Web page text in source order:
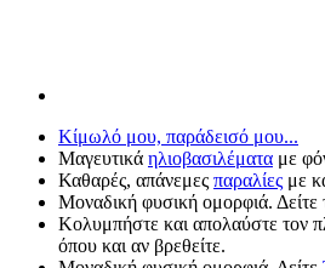
Κίμωλό μου, παράδεισό μου...
Μαγευτικά ηλιοβασιλέματα με
Καθαρές, απάνεμες παραλίες με
Μοναδική φυσική ομορφιά. Δείτε
Κολυμπήστε και απολαύστε τον
όπου και αν βρεθείτε.